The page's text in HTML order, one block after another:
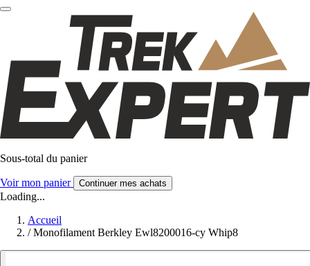
Sous-total du panier
Voir mon panier Continuer mes achats
Loading...
Accueil
/ Monofilament Berkley Ewl8200016-cy Whip8